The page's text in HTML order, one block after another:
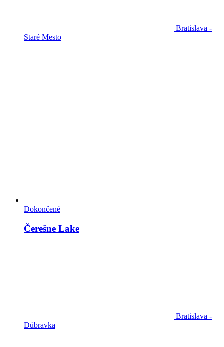
Bratislava -
Staré Mesto
Dokončené
Čerešne Lake
Bratislava -
Dúbravka